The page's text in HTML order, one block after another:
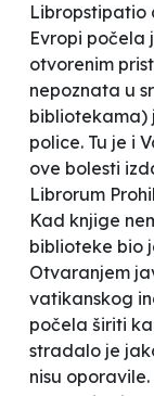
Libropstipatio
Evropi počela
otvorenim
nepoznata u
bibliotekama)
police. Tu je i
ove bolesti
Librorum
Kad knjige
biblioteke bio
Otvaranjem
vatikanskog
počela širiti
stradalo je
nisu